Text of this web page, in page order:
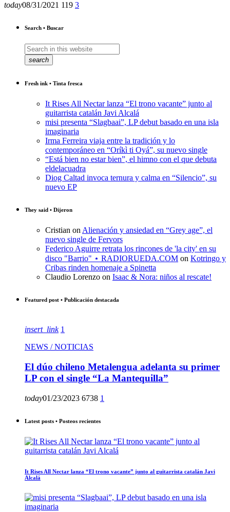
today08/31/2021 119 3
Search • Buscar
search
Fresh ink • Tinta fresca
It Rises All Nectar lanza “El trono vacante” junto al
guitarrista catalán Javi Alcalá
misi presenta “Slagbaai”, LP debut basado en una isla
imaginaria
Irma Ferreira viaja entre la tradición y lo
contemporáneo en “Oríkì ti Oyá”, su nuevo single
“Está bien no estar bien”, el himno con el que debuta
eldelacuadra
Diog Caltad invoca ternura y calma en “Silencio”, su
nuevo EP
They said • Dijeron
Cristian on Alienación y ansiedad en “Grey age”, el
nuevo single de Fervors
Federico Aguirre retrata los rincones de 'la city' en su
disco "Barrio" ⋆ RADIORUEDA.COM on Kotringo y
Cribas rinden homenaje a Spinetta
Claudio Lorenzo on Isaac & Nora: niños al rescate!
Featured post • Publicación destacada
insert_link 1
NEWS / NOTICIAS
El dúo chileno Metalengua adelanta su primer
LP con el single “La Mantequilla”
today01/23/2023 6738 1
Latest posts • Posteos recientes
It Rises All Nectar lanza “El trono vacante” junto al guitarrista catalán Javi
Alcalá